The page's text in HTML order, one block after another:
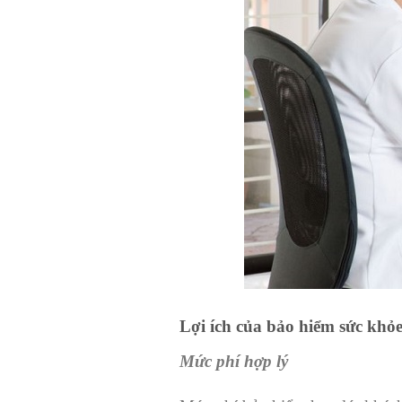
Lợi ích của bảo hiểm sức khỏe
Mức phí hợp lý